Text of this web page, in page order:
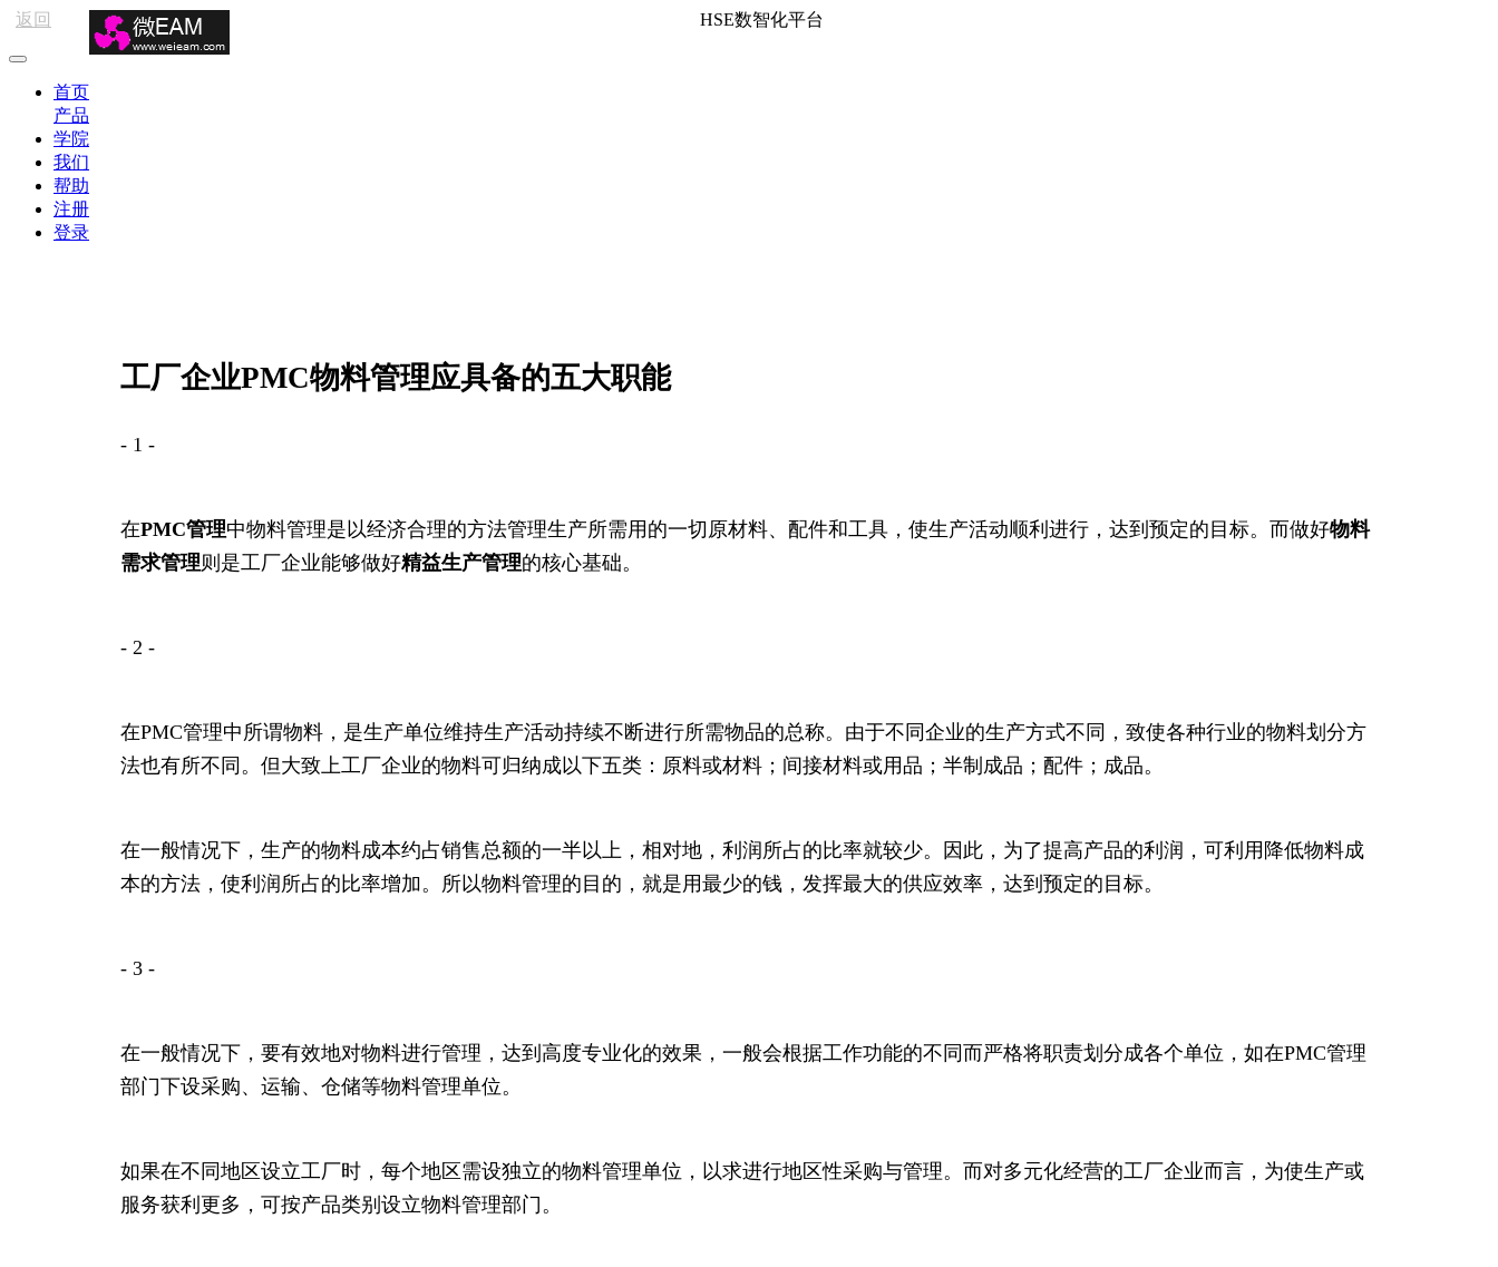
返回 HSE数智化平台
首页
产品
学院
我们
帮助
注册
登录
工厂企业PMC物料管理应具备的五大职能
- 1 -
在PMC管理中物料管理是以经济合理的方法管理生产所需用的一切原材料、配件和工具，使生产活动顺利进行，达到预定的目标。而做好物料
需求管理则是工厂企业能够做好精益生产管理的核心基础。
- 2 -
在PMC管理中所谓物料，是生产单位维持生产活动持续不断进行所需物品的总称。由于不同企业的生产方式不同，致使各种行业的物料划分方
法也有所不同。但大致上工厂企业的物料可归纳成以下五类：原料或材料；间接材料或用品；半制成品；配件；成品。
在一般情况下，生产的物料成本约占销售总额的一半以上，相对地，利润所占的比率就较少。因此，为了提高产品的利润，可利用降低物料成
本的方法，使利润所占的比率增加。所以物料管理的目的，就是用最少的钱，发挥最大的供应效率，达到预定的目标。
- 3 -
在一般情况下，要有效地对物料进行管理，达到高度专业化的效果，一般会根据工作功能的不同而严格将职责划分成各个单位，如在PMC管理
部门下设采购、运输、仓储等物料管理单位。
如果在不同地区设立工厂时，每个地区需设独立的物料管理单位，以求进行地区性采购与管理。而对多元化经营的工厂企业而言，为使生产或
服务获利更多，可按产品类别设立物料管理部门。